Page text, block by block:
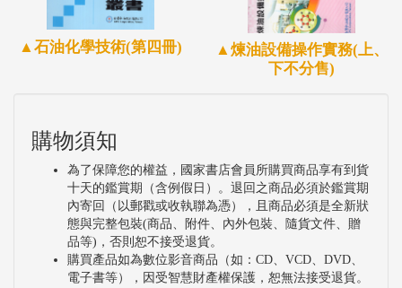
▲石油化學技術(第四冊)
▲煉油設備操作實務(上、
下不分售)
購物須知
為了保障您的權益，國家書店會員所購買商品享有到貨
十天的鑑賞期（含例假日）。退回之商品必須於鑑賞期
內寄回（以郵戳或收執聯為憑），且商品必須是全新狀
態與完整包裝(商品、附件、內外包裝、隨貨文件、贈
品等)，否則恕不接受退貨。
購買產品如為數位影音商品（如：CD、VCD、DVD、
電子書等），因受智慧財產權保護，恕無法接受退貨。